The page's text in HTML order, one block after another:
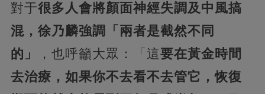
對于很多人會將顏面神經失調及中風搞
混，徐乃麟強調「兩者是截然不同
的」
，也呼籲大眾：「這要在黃金時間
去治療，如果你不去看不去管它，恢復